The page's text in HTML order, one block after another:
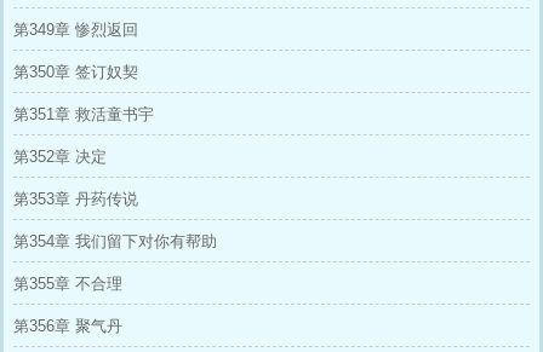
第349章 惨烈返回
第350章 签订奴契
第351章 救活童书宇
第352章 决定
第353章 丹药传说
第354章 我们留下对你有帮助
第355章 不合理
第356章 聚气丹